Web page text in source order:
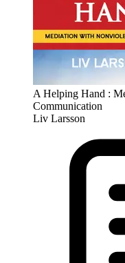
A Helping Hand :
Communication
Liv Larsson